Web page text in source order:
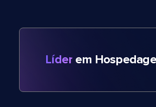
Líder em